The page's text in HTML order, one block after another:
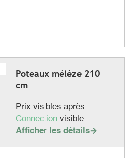
Poteaux mélèze 210
cm
Prix visibles après
Connection visible
Afficher les détails